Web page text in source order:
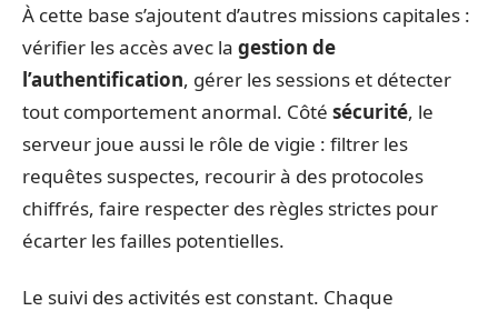
À cette base s’ajoutent d’autres missions capitales :
vérifier les accès avec la gestion de
l’authentification, gérer les sessions et détecter
tout comportement anormal. Côté sécurité, le
serveur joue aussi le rôle de vigie : filtrer les
requêtes suspectes, recourir à des protocoles
chiffrés, faire respecter des règles strictes pour
écarter les failles potentielles.
Le suivi des activités est constant. Chaque